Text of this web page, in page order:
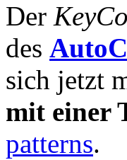
Der
des
sich jetzt
mit einer
patterns.